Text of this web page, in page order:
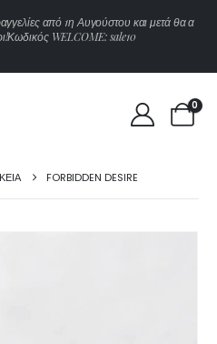
αγγελίες από 1η Αυγούστου και μετά θαα
ι!Κωδικός WELCOME: sale10
0
FORBIDDEN DESIRE